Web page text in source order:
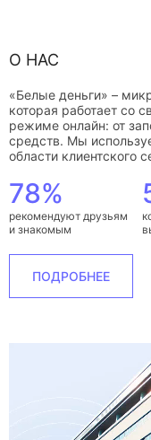
О НАС
«Белые деньги» –
которая работает со
режиме онлайн: от
средств. Мы
области клиентского
78%
рекомендуют друзьям
и знакомым
ПОДРОБНЕЕ